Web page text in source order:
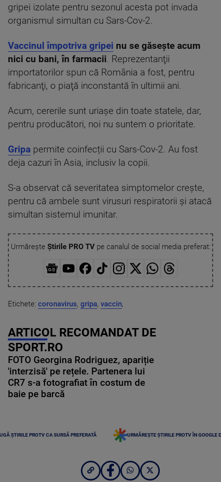
gripei izolate pentru sezonul acesta pot invada
organismul simultan cu Sars-Cov-2.
Vaccinul împotriva gripei nu se găseşte acum
nici cu bani, în farmacii. Reprezentanţii
importatorilor spun că România a fost, pentru
fabricanţi, o piaţă inconstantă în ultimii ani.
Acum, cererile sunt uriaşe din toate statele, dar,
pentru producători, noi nu suntem o prioritate.
Gripa permite coinfecții cu Sars-Cov-2. Au fost
deja cazuri în Asia, inclusiv la copii.
S-a observat că severitatea simptomelor creşte,
pentru că ambele sunt virusuri respiratorii şi atacă
simultan sistemul imunitar.
Urmărește Știrile PRO TVpe canalul de social media preferat:
Etichete: coronavirus, gripa, vaccin,
ARTICOL RECOMANDAT DE
SPORT.RO
FOTO Georgina Rodriguez, apariție
'interzisă' pe rețele. Partenera lui
CR7 s-a fotografiat în costum de
baie pe barcă
ȘTIRILE PROTV CA SURSĂ PREFERATĂ URMĂREȘTE ȘTIRILE PROTV ÎN GOOGLE